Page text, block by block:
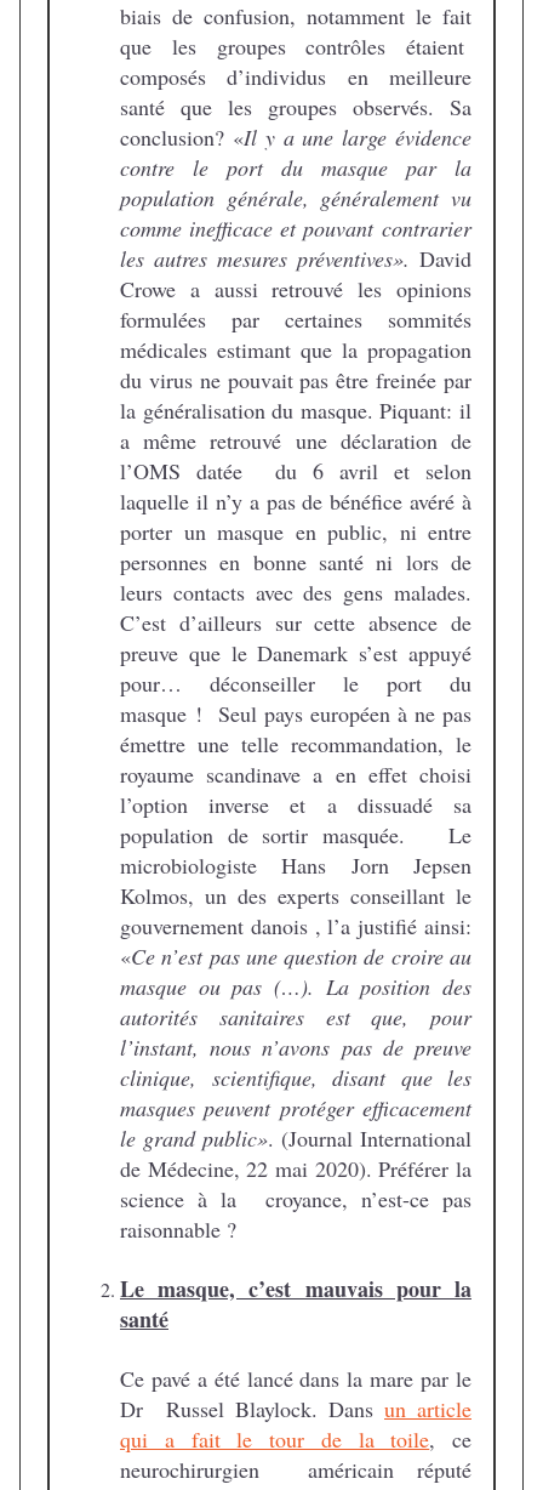
biais de confusion, notamment le fait
que les groupes contrôles étaient
composés d’individus en meilleure
santé que les groupes observés. Sa
conclusion? «Il y a une large évidence
contre le port du masque par la
population générale, généralement vu
comme inefficace et pouvant contrarier
les autres mesures préventives». David
Crowe a aussi retrouvé les opinions
formulées par certaines sommités
médicales estimant que la propagation
du virus ne pouvait pas être freinée par
la généralisation du masque. Piquant: il
a même retrouvé une déclaration de
l’OMS datée du 6 avril et selon
laquelle il n’y a pas de bénéfice avéré à
porter un masque en public, ni entre
personnes en bonne santé ni lors de
leurs contacts avec des gens malades.
C’est d’ailleurs sur cette absence de
preuve que le Danemark s’est appuyé
pour… déconseiller le port du
masque ! Seul pays européen à ne pas
émettre une telle recommandation, le
royaume scandinave a en effet choisi
l’option inverse et a dissuadé sa
population de sortir masquée. Le
microbiologiste Hans Jorn Jepsen
Kolmos, un des experts conseillant le
gouvernement danois , l’a justifié ainsi:
«Ce n’est pas une question de croire au
masque ou pas (…). La position des
autorités sanitaires est que, pour
l’instant, nous n’avons pas de preuve
clinique, scientifique, disant que les
masques peuvent protéger efficacement
le grand public». (Journal International
de Médecine, 22 mai 2020). Préférer la
science à la croyance, n’est-ce pas
raisonnable ?
Le masque, c’est mauvais pour la
santé
Ce pavé a été lancé dans la mare par le
Dr Russel Blaylock. Dans un article
qui a fait le tour de la toile, ce
neurochirurgien américain réputé